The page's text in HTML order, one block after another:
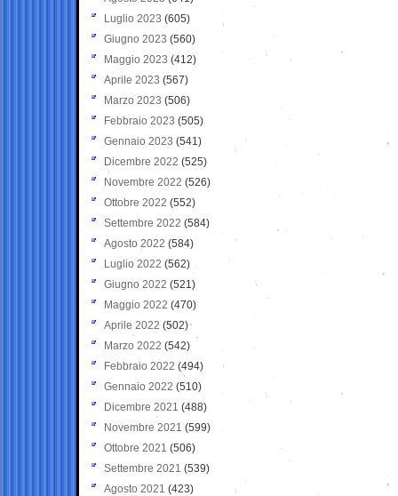
Luglio 2023 (605)
Giugno 2023 (560)
Maggio 2023 (412)
Aprile 2023 (567)
Marzo 2023 (506)
Febbraio 2023 (505)
Gennaio 2023 (541)
Dicembre 2022 (525)
Novembre 2022 (526)
Ottobre 2022 (552)
Settembre 2022 (584)
Agosto 2022 (584)
Luglio 2022 (562)
Giugno 2022 (521)
Maggio 2022 (470)
Aprile 2022 (502)
Marzo 2022 (542)
Febbraio 2022 (494)
Gennaio 2022 (510)
Dicembre 2021 (488)
Novembre 2021 (599)
Ottobre 2021 (506)
Settembre 2021 (539)
Agosto 2021 (423)